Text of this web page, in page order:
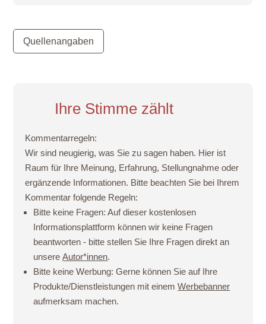
Quellenangaben
Ihre Stimme zählt
Kommentarregeln:
Wir sind neugierig, was Sie zu sagen haben. Hier ist
Raum für Ihre Meinung, Erfahrung, Stellungnahme oder
ergänzende Informationen. Bitte beachten Sie bei Ihrem
Kommentar folgende Regeln:
Bitte keine Fragen: Auf dieser kostenlosen
Informationsplattform können wir keine Fragen
beantworten - bitte stellen Sie Ihre Fragen direkt an
unsereAutor*innen.
Bitte keine Werbung: Gerne können Sie auf Ihre
Produkte/Dienstleistungen mit einemWerbebanner
aufmerksam machen.